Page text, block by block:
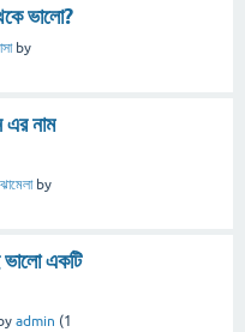
ভালো?
by
এর নাম
by
ভালো একটি
admin (1